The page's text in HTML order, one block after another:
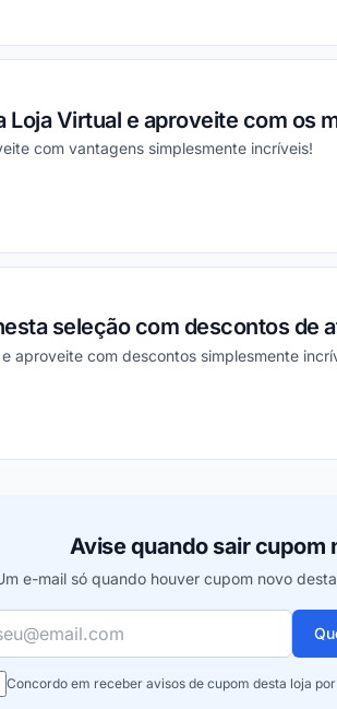
Loja Virtual e aproveite com os
com vantagens simplesmente incríveis!
seleção com descontos de
aproveite com descontos simplesmente
Avise quando sair cupom
e-mail só quando houver cupom novo
Concordo em receber avisos de cupom desta loja